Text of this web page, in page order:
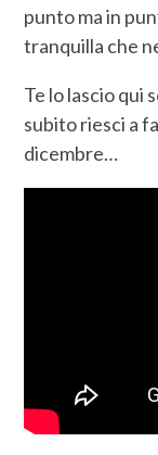
punto ma in
tranquilla che
Te lo lascio qui
subito riesci a
dicembre…